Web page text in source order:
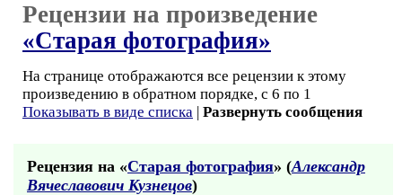
Рецензии на произведение
«Старая фотография»
На странице отображаются все рецензии к этому
произведению в обратном порядке, с 6 по 1
Показывать в виде списка | Развернуть сообщения
Рецензия на «Старая фотография» (Александр
Вячеславович Кузнецов)